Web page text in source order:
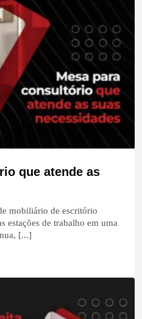
que atende as
mobiliário de escritório
estações de trabalho em uma
[...]